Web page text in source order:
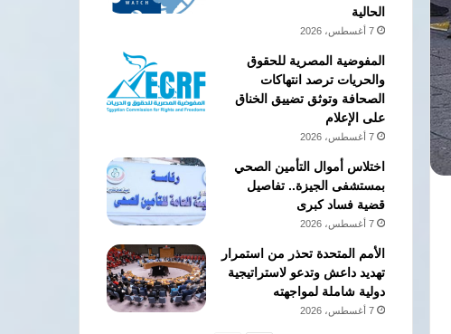
الحالية
7 أغسطس، 2026
المفوضية المصرية للحقوق
والحريات ترصد انتهاكات
الصحافة وتوثق تضييق الخناق
على الإعلام
7 أغسطس، 2026
اختلاس أموال التأمين الصحي
بمستشفى الجيزة.. تفاصيل
قضية فساد كبرى
7 أغسطس، 2026
الأمم المتحدة تحذر من استمرار
تهديد داعش وتدعو لاستراتيجية
دولية شاملة لمواجهته
7 أغسطس، 2026